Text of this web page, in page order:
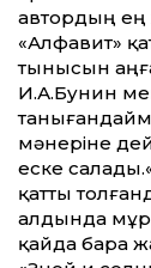
автордың ең
«Алфавит»
тынысын
И.А.Бунин
мәнеріне
еске
қат­ты
алдында
қайда бара